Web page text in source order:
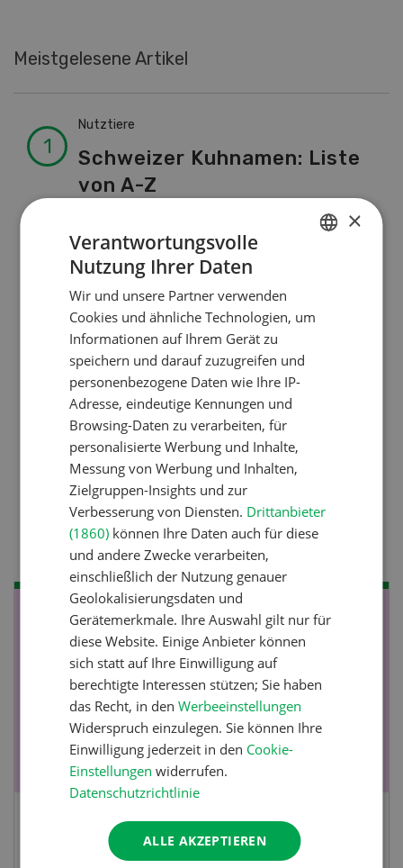
Meistgelesene Artikel
Nutztiere
Schweizer Kuhnamen: Liste
von A-Z
Betriebsführung
Ressourcen: Mit Fäusten
gegen die Alters-Sichtigkeit
Raufutter aus dem Sack
Nutztiere
Stallklima - Hitzestress
verhindern
NOV
-
JAN
28
Fachkurs Aquakultur
×
Verantwortungsvolle
Nutzung Ihrer Daten
Wir und unsere Partner verwenden
Cookies und ähnliche Technologien, um
Informationen auf Ihrem Gerät zu
speichern und darauf zuzugreifen und
personenbezogene Daten wie Ihre IP-
Adresse, eindeutige Kennungen und
Browsing-Daten zu verarbeiten, für
personalisierte Werbung und Inhalte,
Messung von Werbung und Inhalten,
Zielgruppen-Insights und zur
Verbesserung von Diensten. Drittanbieter
(1860) können Ihre Daten auch für diese
und andere Zwecke verarbeiten,
einschließlich der Nutzung genauer
Geolokalisierungsdaten und
Gerätemerkmale. Ihre Auswahl gilt nur für
diese Website. Einige Anbieter können
sich statt auf Ihre Einwilligung auf
berechtigte Interessen stützen; Sie haben
das Recht, in denWerbeeinstellungen
Widerspruch einzulegen. Sie können Ihre
Einwilligung jederzeit in den Cookie-
Einstellungen widerrufen.
Datenschutzrichtlinie
ALLE AKZEPTIEREN